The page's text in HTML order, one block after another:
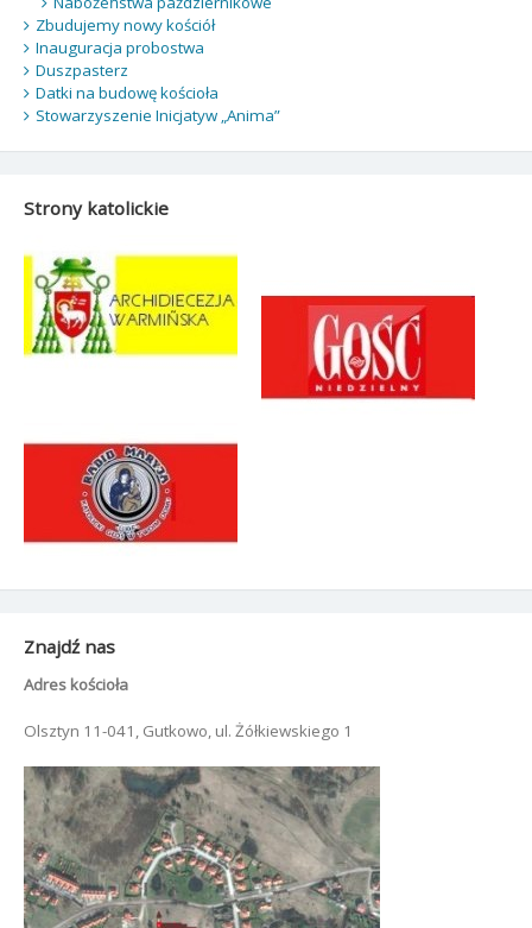
Zbudujemy nowy kościół
Inauguracja probostwa
Duszpasterz
Datki na budowę kościoła
Stowarzyszenie Inicjatyw „Anima”
Strony katolickie
Znajdź nas
Adres kościoła
Olsztyn 11-041, Gutkowo, ul. Żółkiewskiego 1